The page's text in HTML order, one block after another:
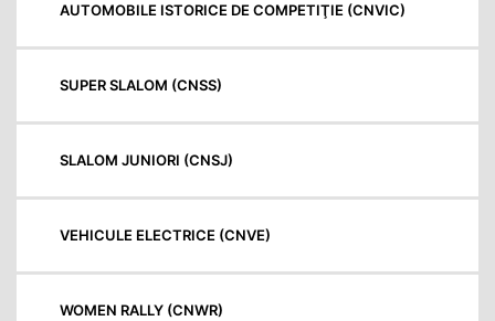
AUTOMOBILE ISTORICE DE COMPETIŢIE (CNVIC)
SUPER SLALOM (CNSS)
SLALOM JUNIORI (CNSJ)
VEHICULE ELECTRICE (CNVE)
WOMEN RALLY (CNWR)